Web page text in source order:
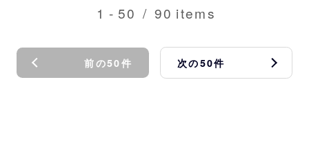
1 - 50 / 90 items
前の50件 次の50件